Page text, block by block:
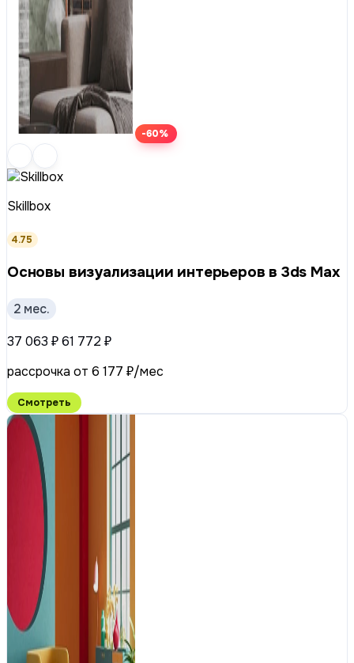
-60%
Skillbox
4.75
Основы визуализации интерьеров в 3ds Max
2 мес.
37 063 ₽61 772 ₽
рассрочка от 6 177 ₽/мес
Смотреть